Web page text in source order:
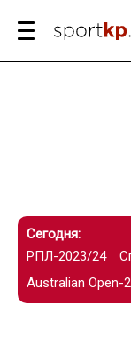
Сегодня:
РПЛ-2023/24
Australian Open-